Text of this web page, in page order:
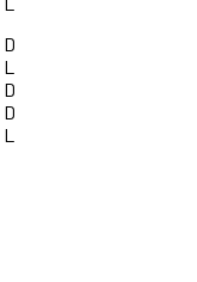
D
L
D
D
L